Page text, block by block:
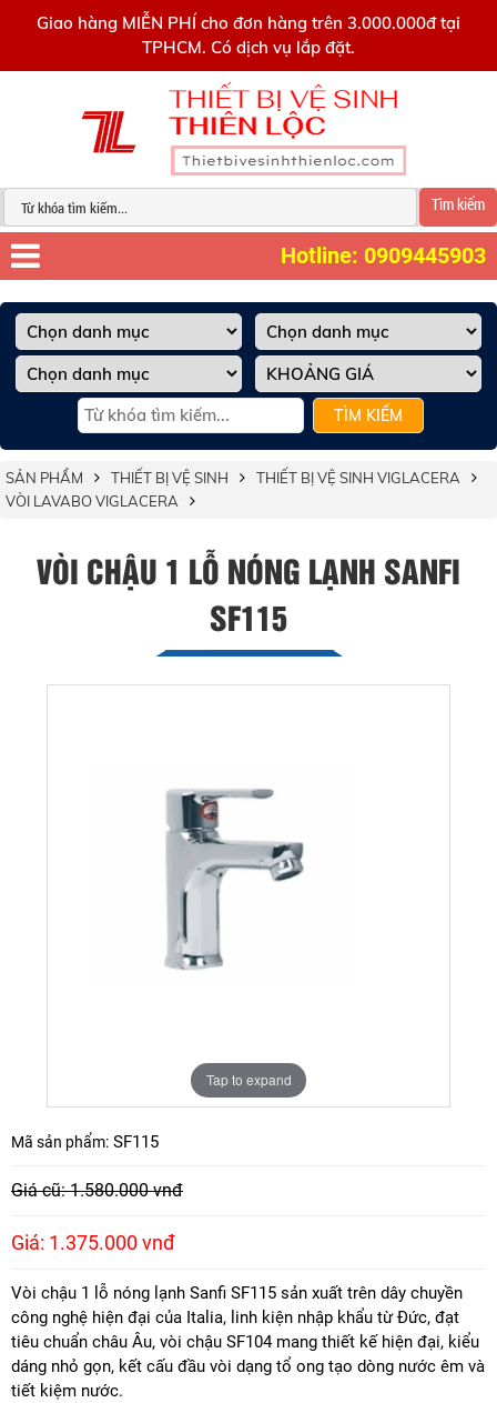
Giao hàng MIỄN PHÍ cho đơn hàng trên 3.000.000đ tại
TPHCM. Có dịch vụ lắp đặt.
Tìm kiếm
Hotline: 0909445903
TÌM KIẾM
SẢN PHẨM THIẾT BỊ VỆ SINH
THIẾT BỊ VỆ SINH VIGLACERA
VÒI LAVABO VIGLACERA
VÒI CHẬU 1 LỖ NÓNG LẠNH SANFI
SF115
Tap to expand
Mã sản phẩm: SF115
Giá cũ: 1.580.000 vnđ
Giá: 1.375.000 vnđ
Vòi chậu 1 lỗ nóng lạnh Sanfi SF115 sản xuất trên dây chuyền
công nghệ hiện đại của Italia, linh kiện nhập khẩu từ Đức, đạt
tiêu chuẩn châu Âu, vòi chậu SF104 mang thiết kế hiện đại, kiểu
dáng nhỏ gọn, kết cấu đầu vòi dạng tổ ong tạo dòng nước êm và
tiết kiệm nước.
0909445903